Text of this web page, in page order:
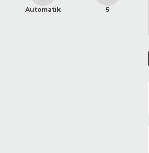
Automatik 5